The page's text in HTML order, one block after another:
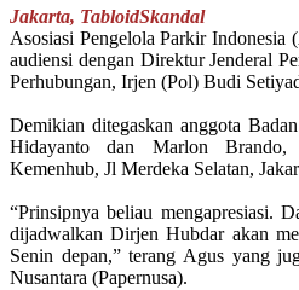
Jakarta, TabloidSkandal
Asosiasi Pengelola Parkir Indonesia
audiensi dengan Direktur Jenderal
Perhubungan, Irjen (Pol) Budi
Demikian ditegaskan anggota
Hidayanto dan Marlon
Kemenhub, Jl Merdeka Selatan,
“Prinsipnya beliau mengapresiasi.
dijadwalkan Dirjen Hubdar akan
Senin depan,” terang Agus yang
Nusantara (Papernusa).